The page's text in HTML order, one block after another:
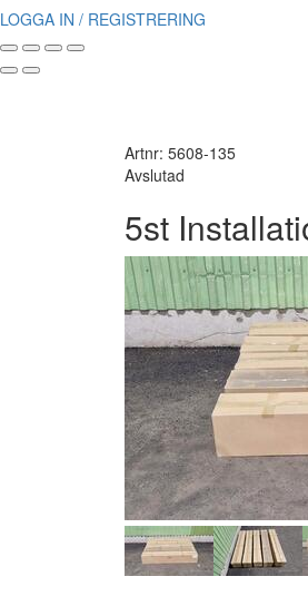
LOGGA IN / REGISTRERING
Artnr: 5608-135
Avslutad
5st